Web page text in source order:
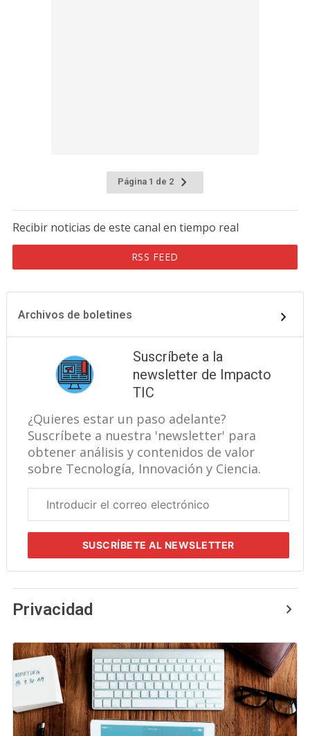
Página 1 de 2
Recibir noticias de este canal en tiempo real
RSS FEED
Archivos de boletines
Suscríbete a la
newsletter de Impacto
TIC
¿Quieres estar un paso adelante?
Suscríbete a nuestra 'newsletter' para
obtener análisis y contenidos de valor
sobre Tecnología, Innovación y Ciencia.
electrónico
SUSCRÍBETEAL NEWSLETTER
Privacidad